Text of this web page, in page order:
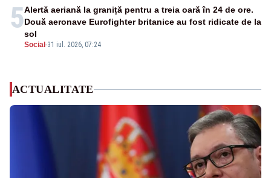
5
Social -31 iul. 2026, 07:24
Alertă aeriană la graniță pentru a treia oară în 24 de ore.
Două aeronave Eurofighter britanice au fost ridicate de la
sol
ACTUALITATE